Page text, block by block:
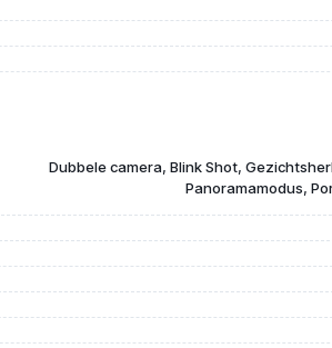
Dubbele camera, Blink Shot,
Panoramamodus,